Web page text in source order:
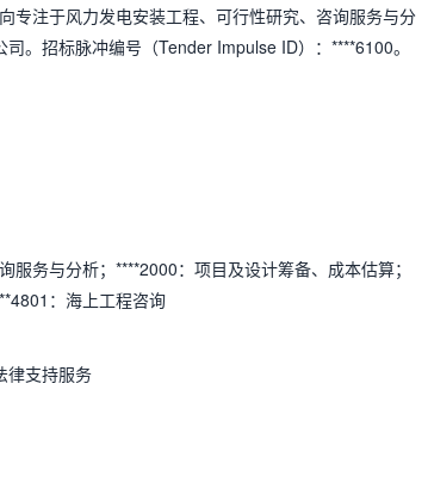
专注于风力发电安装工程、可行性研究、咨询服务与分
。招标脉冲编号（Tender Impulse ID）：****6100。
务与分析；****2000：项目及设计筹备、成本估算；
：海上工程咨询
律支持服务